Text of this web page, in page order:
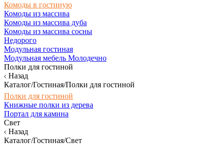
Комоды в гостиную
Комоды из массива
Комоды из массива дуба
Комоды из массива сосны
Недорого
Модульная гостиная
Модульная мебель Молодечно
Полки для гостиной
Назад
Каталог/Гостиная/Полки для гостиной
Полки для гостиной
Книжные полки из дерева
Портал для камина
Свет
Назад
Каталог/Гостиная/Свет